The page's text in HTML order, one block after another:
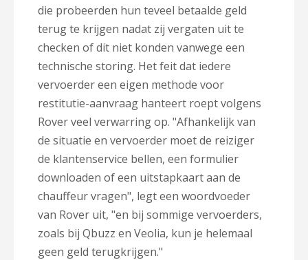
die probeerden hun teveel betaalde geld
terug te krijgen nadat zij vergaten uit te
checken of dit niet konden vanwege een
technische storing. Het feit dat iedere
vervoerder een eigen methode voor
restitutie-aanvraag hanteert roept volgens
Rover veel verwarring op. "Afhankelijk van
de situatie en vervoerder moet de reiziger
de klantenservice bellen, een formulier
downloaden of een uitstapkaart aan de
chauffeur vragen", legt een woordvoeder
van Rover uit, "en bij sommige vervoerders,
zoals bij Qbuzz en Veolia, kun je helemaal
geen geld terugkrijgen."